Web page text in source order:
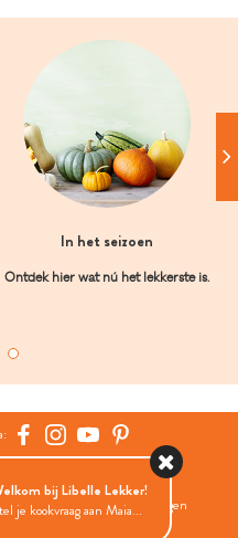
In het seizoen
Ontdek hier wat nú het lekkerste is.
Group
Cookies
Cookies instellingen
bij Libelle Lekker!
je kookvraag aan Maia...